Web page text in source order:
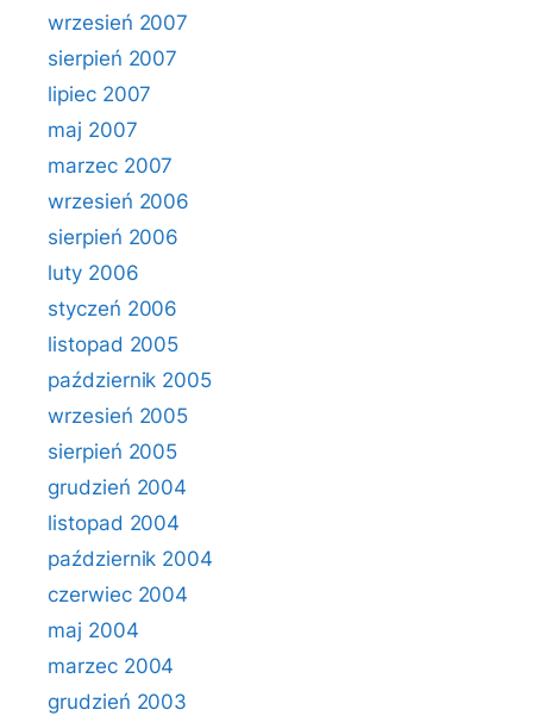
wrzesień 2007
sierpień 2007
lipiec 2007
maj 2007
marzec 2007
wrzesień 2006
sierpień 2006
luty 2006
styczeń 2006
listopad 2005
październik 2005
wrzesień 2005
sierpień 2005
grudzień 2004
listopad 2004
październik 2004
czerwiec 2004
maj 2004
marzec 2004
grudzień 2003